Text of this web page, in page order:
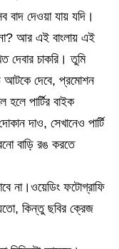
দেওয়া যায় যদি।
আর এই বাংলায় এই
দেবার চাকরি। তুমি
আটকে দেবে, প্রমোশন
পার্টির বাইক
দাও, সেখানেও পার্টি
বাড়ি রঙ করতে
না।ওয়েডিং ফটোগ্রাফি
কিন্তু ছবির ক্রেজ